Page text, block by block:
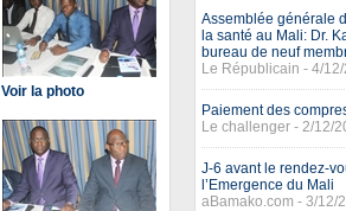
Voir la photo
Assemblée générale
la santé au Mali: Dr.
bureau de neuf
Le Républicain - 4/
Paiement des
Le challenger - 2/12/
J-6 avant le rendez-
l’Emergence du Mali
aBamako.com - 3/12/